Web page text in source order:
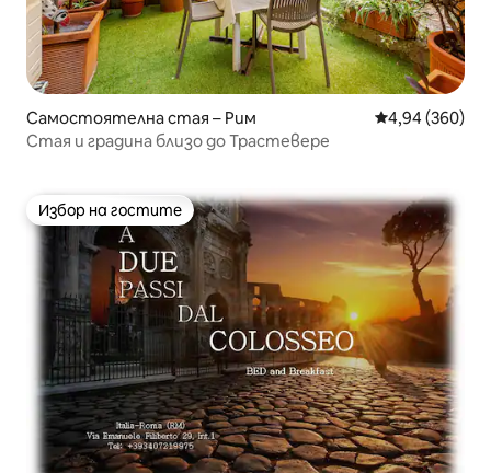
Самостоятелна стая – Рим Средна
4,94 (360)
Стая и градина близо до Трастевере
Избор на гостите
Избор на гостите